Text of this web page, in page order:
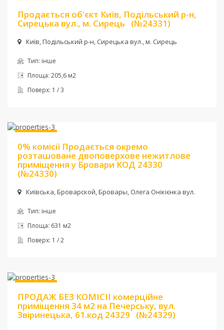
Продається об'єкт Київ, Подільський р-н,
Сирецька вул., м. Сирець (№24331)
Київ, Подільський р-н, Сирецька вул., м. Сирець
Тип: інше
Площа: 205,6 м2
Поверх: 1 / 3
0% комісії Продається окремо
розташоване двоповерхове нежитлове
приміщення у Бровари КОД 24330
(№24330)
Київська, Броварской, Бровары, Олега Онікієнка вул.
Тип: інше
Площа: 631 м2
Поверх: 1 / 2
ПРОДАЖ БЕЗ КОМІСІІ комерційне
приміщення 34 м2 на Печерську, вул.
Звіринецька, 61.код 24329 (№24329)